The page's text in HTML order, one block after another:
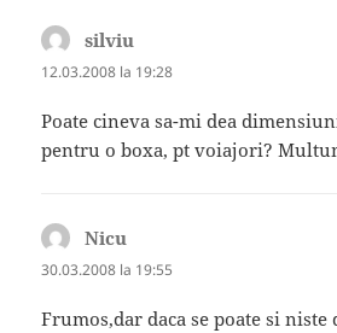
silviu
12.03.2008 la 19:28
Poate cineva sa-mi dea
pentru o boxa, pt voiajori?
Nicu
30.03.2008 la 19:55
Frumos,dar daca se poate si niste